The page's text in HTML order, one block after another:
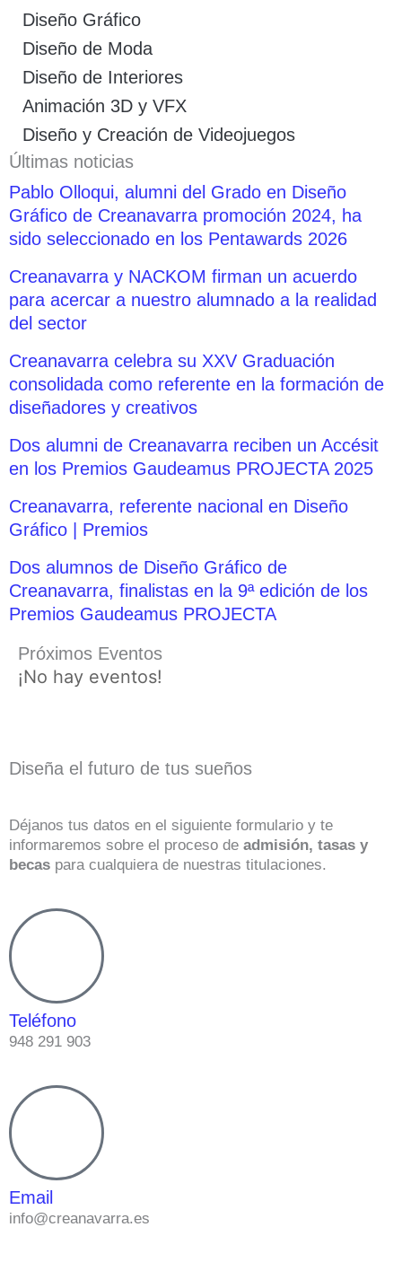
Diseño Gráfico
Diseño de Moda
Diseño de Interiores
Animación 3D y VFX
Diseño y Creación de Videojuegos
Últimas noticias
Pablo Olloqui, alumni del Grado en Diseño
Gráfico de Creanavarra promoción 2024, ha
sido seleccionado en los Pentawards 2026
Creanavarra y NACKOM firman un acuerdo
para acercar a nuestro alumnado a la realidad
del sector
Creanavarra celebra su XXV Graduación
consolidada como referente en la formación de
diseñadores y creativos
Dos alumni de Creanavarra reciben un Accésit
en los Premios Gaudeamus PROJECTA 2025
Creanavarra, referente nacional en Diseño
Gráfico | Premios
Dos alumnos de Diseño Gráfico de
Creanavarra, finalistas en la 9ª edición de los
Premios Gaudeamus PROJECTA
Próximos Eventos
¡No hay eventos!
Diseña el futuro de tus sueños
Déjanos tus datos en el siguiente formulario y te
informaremos sobre el proceso de admisión, tasas y
becas para cualquiera de nuestras titulaciones.
Teléfono
948 291 903
Email
info@creanavarra.es